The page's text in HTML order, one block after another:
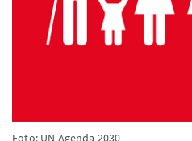
Foto: UN Agenda 2030